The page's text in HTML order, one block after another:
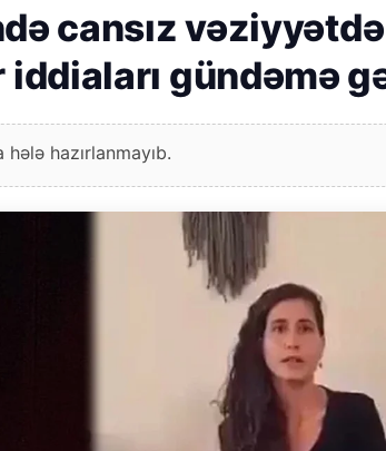
cansız vəziyyətdə
gündəmə
hazırlanmayıb.